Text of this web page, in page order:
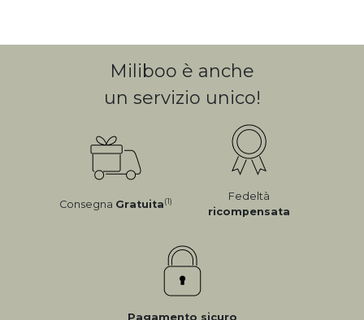
Miliboo è anche
un servizio unico!
Consegna Gratuita(1)
Fedeltà
ricompensata
Pagamento sicuro